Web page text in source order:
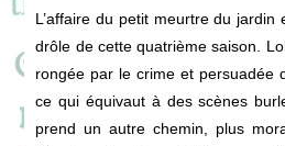
L’affaire du petit meurtre du
drôle de cette quatrième saison.
rongée par le crime et persuadée
ce qui équivaut à des scènes
prend un autre chemin, plus